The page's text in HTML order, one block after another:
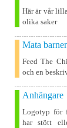
Här är vår
olika saker
Mata
Feed The
och en
Anhängare
Logotyp för
har stött